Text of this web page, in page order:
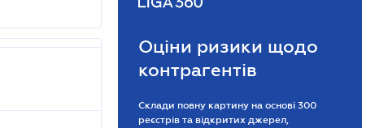
Оціни ризики щодо
контрагентів
Склади повну картину на основі 300
реєстрів та відкритих джерел,